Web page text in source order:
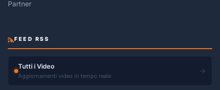
Partner
FEED RSS
Tutti i Video
Aggiornamenti video in tempo reale
→